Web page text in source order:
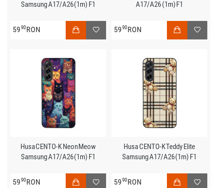
Samsung A17/A26 (1m) F1
5990RON
A17/A26 (1m) F1
5990RON
Husa CENTO-K Neon Meow
Samsung A17/A26 (1m) F1
5990RON
Husa CENTO-K Teddy Elite
Samsung A17/A26 (1m) F1
5990RON